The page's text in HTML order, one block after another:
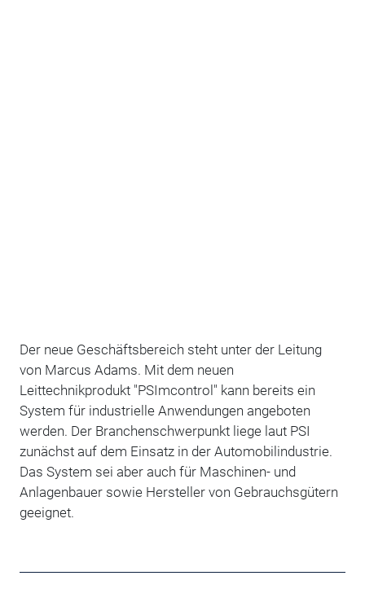
Der neue Geschäftsbereich steht unter der Leitung
von Marcus Adams. Mit dem neuen
Leittechnikprodukt "PSImcontrol" kann bereits ein
System für industrielle Anwendungen angeboten
werden. Der Branchenschwerpunkt liege laut PSI
zunächst auf dem Einsatz in der Automobilindustrie.
Das System sei aber auch für Maschinen- und
Anlagenbauer sowie Hersteller von Gebrauchsgütern
geeignet.